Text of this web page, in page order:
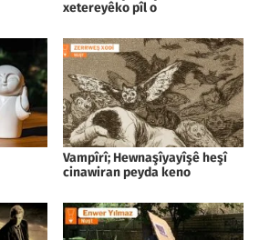
xetereyêko pîl o
Vampîrî; Hewnaşîyayîşê heşî
cinawiran peyda keno